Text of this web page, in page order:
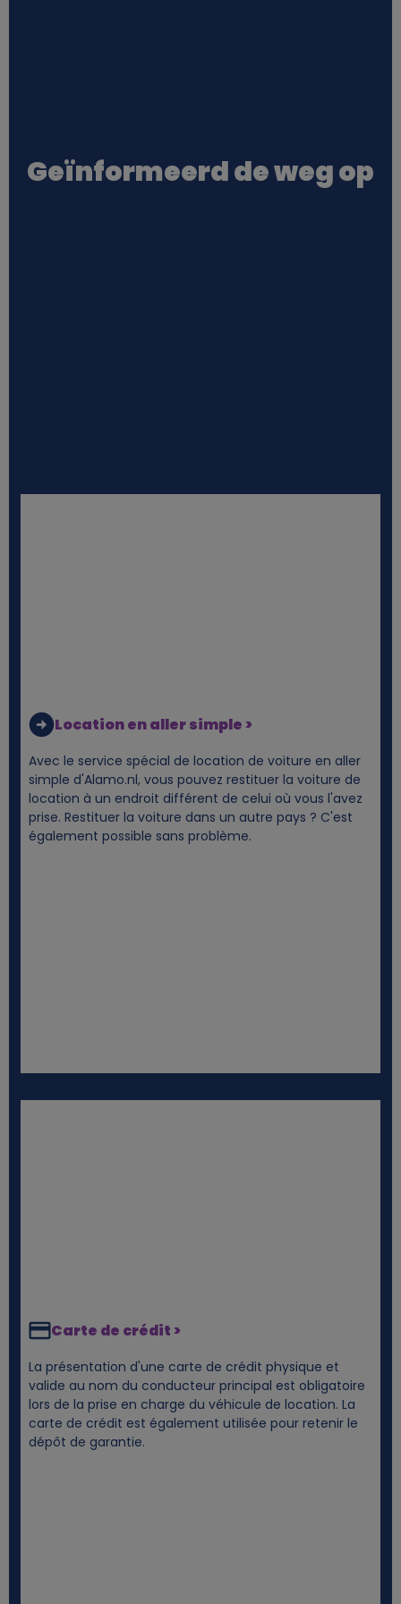
Geïnformeerd de weg op
Location en aller simple >
Avec le service spécial de location de voiture en aller
simple d'Alamo.nl, vous pouvez restituer la voiture de
location à un endroit différent de celui où vous l'avez
prise. Restituer la voiture dans un autre pays ? C'est
également possible sans problème.
Carte de crédit >
La présentation d'une carte de crédit physique et
valide au nom du conducteur principal est obligatoire
lors de la prise en charge du véhicule de location. La
carte de crédit est également utilisée pour retenir le
dépôt de garantie.
o